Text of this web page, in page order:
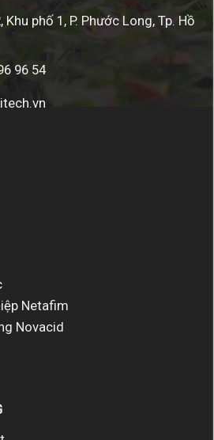
phố 1, P. Phước Long, Tp. Hồ
96 54
Netafim
Novacid